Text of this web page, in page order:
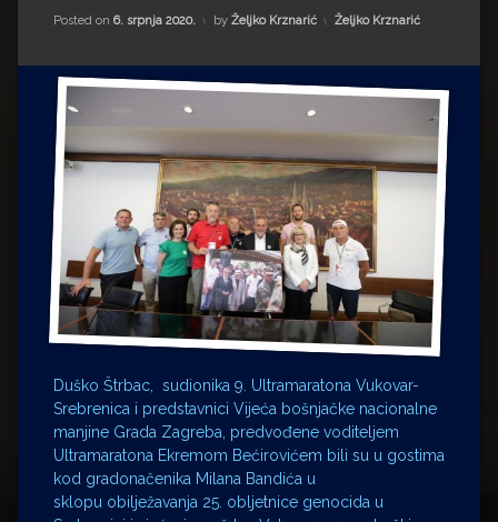
Matea Andrić
Ljiljana Lekanić-Kljaić
Željko Krznarić
Mario Lovreković
Miroslav Šantek
Posted on 6. srpnja 2020. by Željko Krznarić Kategorije:
Željko Krznarić
Duško Štrbac, sudionika 9. Ultramaratona Vukovar-
Srebrenica i predstavnici Vijeća bošnjačke nacionalne
manjine Grada Zagreba, predvođene voditeljem
Ultramaratona Ekremom Bećirovićem bili su u gostima
kod gradonačenika Milana Bandića u
sklopu obilježavanja 25. obljetnice genocida u